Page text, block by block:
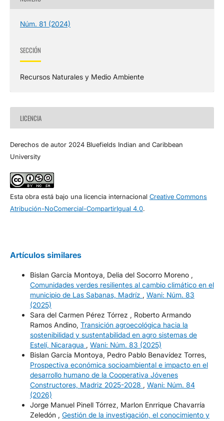
Núm. 81 (2024)
SECCIÓN
Recursos Naturales y Medio Ambiente
LICENCIA
Derechos de autor 2024 Bluefields Indian and Caribbean
University
Esta obra está bajo una licencia internacional Creative Commons
Atribución-NoComercial-CompartirIgual 4.0.
Artículos similares
Bislan García Montoya, Delia del Socorro Moreno ,
Comunidades verdes resilientes al cambio climático en el
municipio de Las Sabanas, Madríz , Wani: Núm. 83
(2025)
Sara del Carmen Pérez Tórrez , Roberto Armando
Ramos Andino, Transición agroecológica hacia la
sostenibilidad y sustentabilidad en agro sistemas de
Estelí, Nicaragua , Wani: Núm. 83 (2025)
Bislan García Montoya, Pedro Pablo Benavídez Torres,
Prospectiva económica socioambiental e impacto en el
desarrollo humano de la Cooperativa Jóvenes
Constructores, Madriz 2025-2028 , Wani: Núm. 84
(2026)
Jorge Manuel Pinell Tórrez, Marlon Enrrique Chavarría
Zeledón , Gestión de la investigación, el conocimiento y